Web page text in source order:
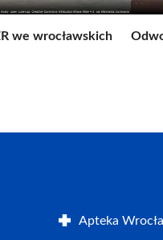
we wrocławskich
Apteka